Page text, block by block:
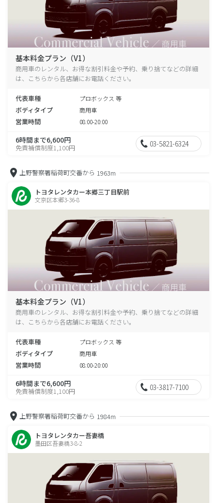
基本料金プラン（V1）
商用車のレンタル、お得な割引料金や予約、乗り捨てなどの詳細
は、こちらから各店舗にお電話ください。
代表車種 プロボックス 等
ボディタイプ 商用車
営業時間 08:00-20:00
6時間まで6,600円
免責補償制度1,100円 03-5821-6324
上野警察署稲荷町交番から 1963m
トヨタレンタカー本郷三丁目駅前
文京区本郷3-36-8
基本料金プラン（V1）
商用車のレンタル、お得な割引料金や予約、乗り捨てなどの詳細
は、こちらから各店舗にお電話ください。
代表車種 プロボックス 等
ボディタイプ 商用車
営業時間 08:00-20:00
6時間まで6,600円
免責補償制度1,100円 03-3817-7100
上野警察署稲荷町交番から 1984m
トヨタレンタカー吾妻橋
墨田区吾妻橋3-8-2